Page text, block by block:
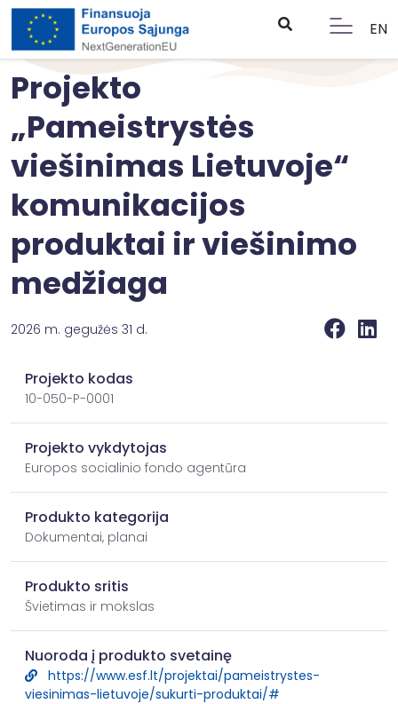
EN
Projekto
„Pameistrystės
viešinimas Lietuvoje“
komunikacijos
produktai ir viešinimo
medžiaga
2026 m. gegužės 31 d.
Projekto kodas
10-050-P-0001
Projekto vykdytojas
Europos socialinio fondo agentūra
Produkto kategorija
Dokumentai, planai
Produkto sritis
Švietimas ir mokslas
Nuoroda į produkto svetainę
https://www.esf.lt/projektai/pameistrystes-
viesinimas-lietuvoje/sukurti-produktai/#